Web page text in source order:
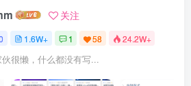
关注
1.6W+ 1 58 24.2W+
很懒，什么都没有写...